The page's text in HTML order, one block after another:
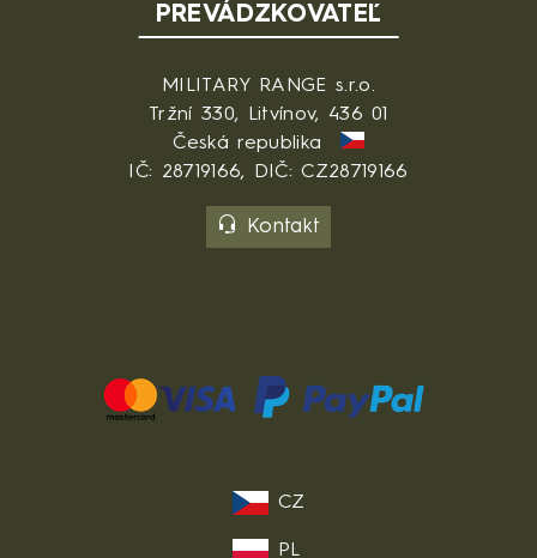
PREVÁDZKOVATEĽ
MILITARY RANGE s.r.o.
Tržní 330, Litvínov, 436 01
Česká republika
IČ: 28719166, DIČ: CZ28719166
Kontakt
CZ
PL